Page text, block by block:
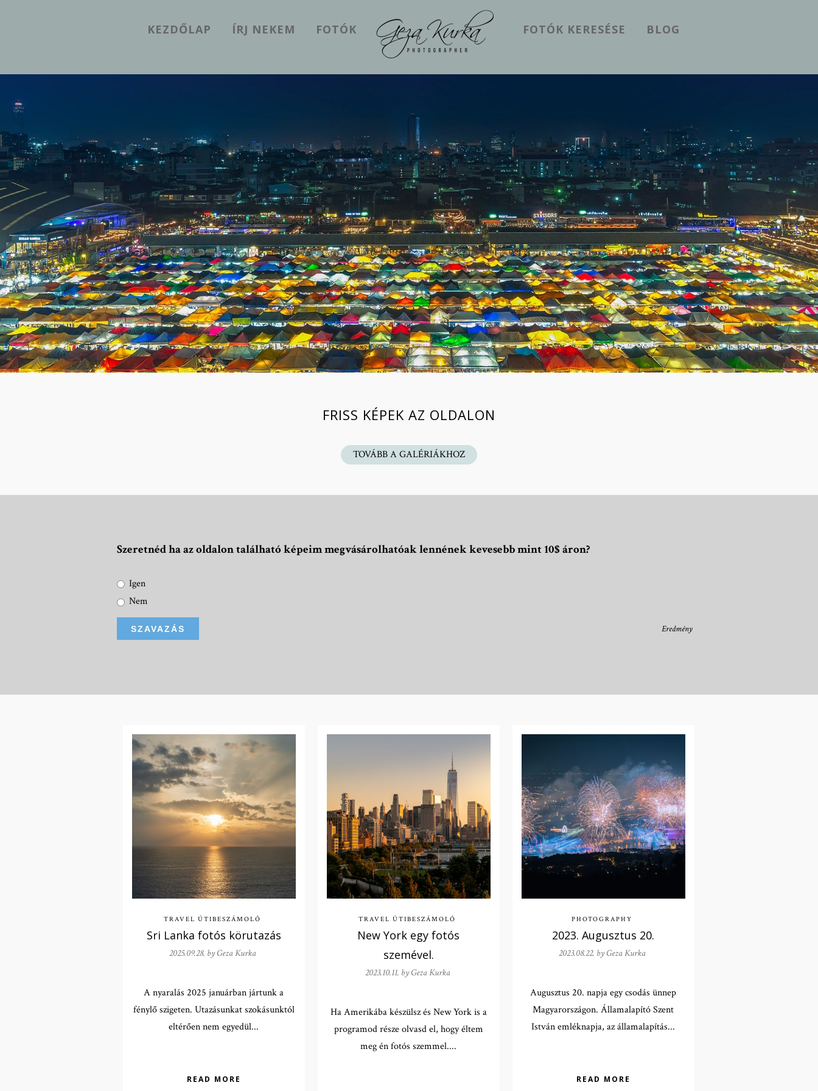
KEZDŐLAP ÍRJ NEKEM FOTÓK FOTÓK KERESÉSE BLOG
FRISS KÉPEK AZ OLDALON
TOVÁBB A GALÉRIÁKHOZ
Szeretnéd ha az oldalon található képeim megvásárolhatóak lennének kevesebb mint 10$ áron?
Igen
Nem
Eredmény
TRAVEL ÚTIBESZÁMOLÓ
Sri Lanka fotós körutazás
2025.09.28. byGeza Kurka
A nyaralás 2025 januárban jártunk a
fénylő szigeten. Utazásunkat szokásunktól
eltérően nem egyedül...
READ MORE
TRAVEL ÚTIBESZÁMOLÓ
New York egy fotós
szemével.
2023.10.11. byGeza Kurka
Ha Amerikába készülsz és New York is a
programod része olvasd el, hogy éltem
meg én fotós szemmel....
PHOTOGRAPHY
2023. Augusztus 20.
2023.08.22. byGeza Kurka
Augusztus 20. napja egy csodás ünnep
Magyarországon. Államalapító Szent
István emléknapja, az államalapítás...
READ MORE